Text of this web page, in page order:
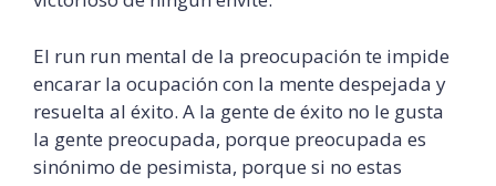
El run run mental de la preocupación te impide
encarar la ocupación con la mente despejada y
resuelta al éxito. A la gente de éxito no le gusta
la gente preocupada, porque preocupada es
sinónimo de pesimista, porque si no estas